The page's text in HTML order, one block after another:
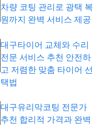
차량 코팅 관리로 광택 복
원까지 완벽 서비스 제공
대구타이어 교체와 수리
전문 서비스 추천 안전하
고 저렴한 맞춤 타이어 선
택법
대구유리막코팅 전문가
추천 합리적 가격과 완벽